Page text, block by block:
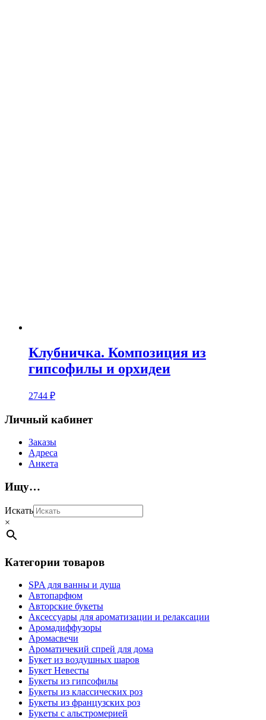
Клубничка. Композиция из
гипсофилы и орхидеи
2744 ₽
Личный кабинет
Заказы
Адреса
Анкета
Ищу…
Искать
×
Категории товаров
SPA для ванны и душа
Автопарфюм
Авторские букеты
Аксессуары для ароматизации и релаксации
Аромадиффузоры
Аромасвечи
Ароматичекий спрей для дома
Букет из воздушных шаров
Букет Невесты
Букеты из гипсофилы
Букеты из классических роз
Букеты из французских роз
Букеты с альстромерией